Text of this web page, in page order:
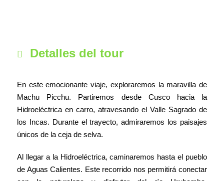
Detalles del tour
En este emocionante viaje, exploraremos la maravilla de
Machu Picchu. Partiremos desde Cusco hacia la
Hidroeléctrica en carro, atravesando el Valle Sagrado de
los Incas. Durante el trayecto, admiraremos los paisajes
únicos de la ceja de selva.
Al llegar a la Hidroeléctrica, caminaremos hasta el pueblo
de Aguas Calientes. Este recorrido nos permitirá conectar